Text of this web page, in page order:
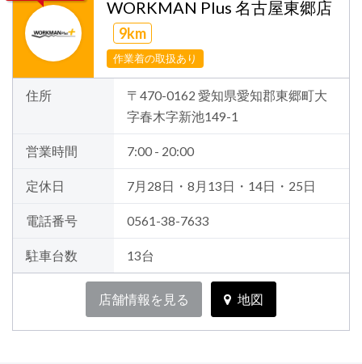
WORKMAN Plus 名古屋東郷店
9km
作業着の取扱あり
住所
〒470-0162 愛知県愛知郡東郷町大
字春木字新池149-1
営業時間 7:00 - 20:00
定休日 7月28日・8月13日・14日・25日
電話番号 0561-38-7633
駐車台数 13台
店舗情報を見る 地図